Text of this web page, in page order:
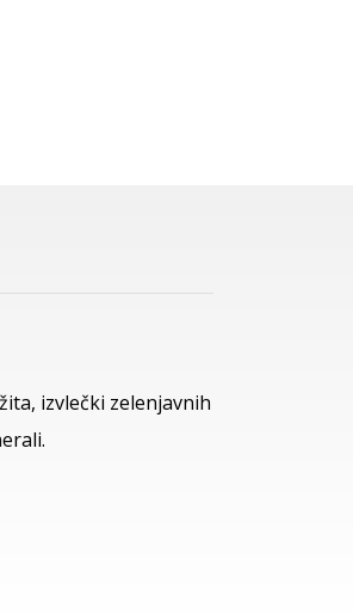
izvlečki zelenjavnih